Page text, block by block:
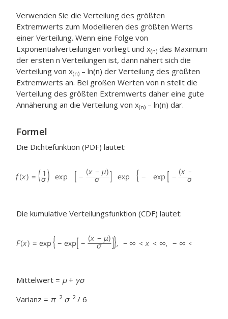
Verwenden Sie die Verteilung des größten
Extremwerts zum Modellieren des größten Werts
einer Verteilung. Wenn eine Folge von
Exponentialverteilungen vorliegt und x(n) das Maximum
der ersten n Verteilungen ist, dann nähert sich die
Verteilung von x(n) – ln(n) der Verteilung des größten
Extremwerts an. Bei großen Werten von n stellt die
Verteilung des größten Extremwerts daher eine gute
Annäherung an die Verteilung von x(n) – ln(n) dar.
Formel
Die Dichtefunktion (PDF) lautet:
Die kumulative Verteilungsfunktion (CDF) lautet:
Mittelwert = μ+ γσ
Varianz = π 2 σ 2/ 6